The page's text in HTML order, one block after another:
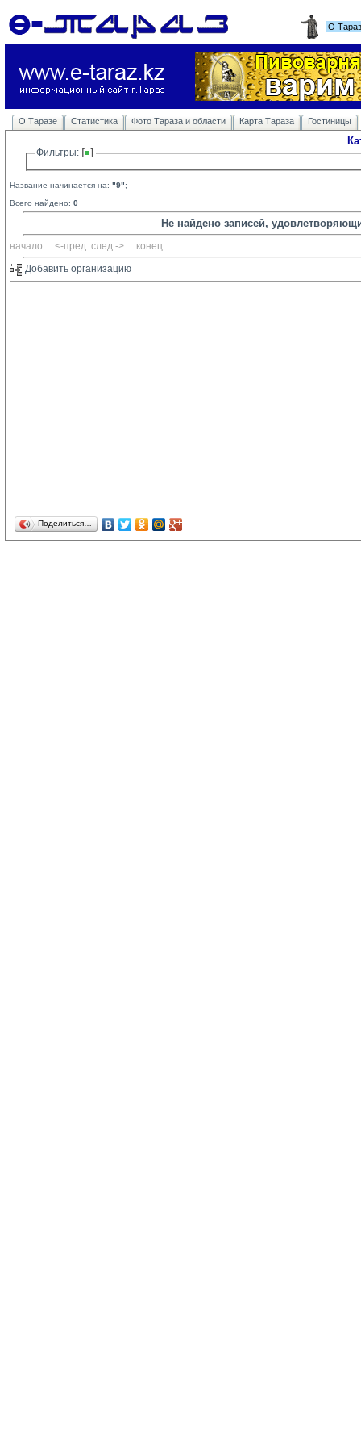
О
О Таразе Статистика Фото Тараза и области Карта Тараза Гостиницы
Фильтры:
Название начинается на: "9";
Всего найдено: 0
Не найдено записей,
начало ... <-пред. след.-> ... конец
Добавить организацию
Поделиться…